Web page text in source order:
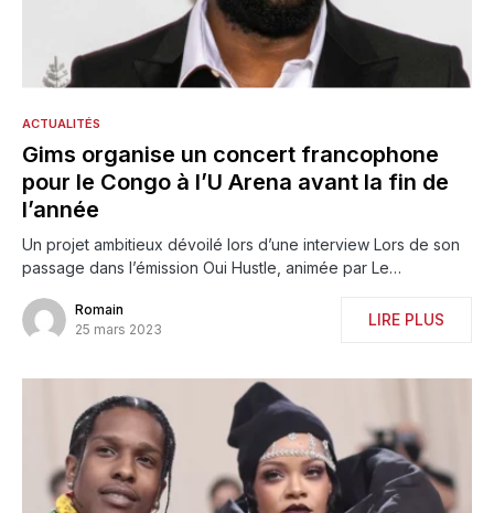
ACTUALITÉS
Gims organise un concert francophone
pour le Congo à l’U Arena avant la fin de
l’année
Un projet ambitieux dévoilé lors d’une interview Lors de son
passage dans l’émission Oui Hustle, animée par Le…
Romain
25 mars 2023
LIRE PLUS